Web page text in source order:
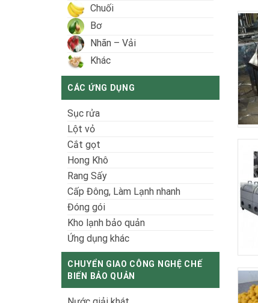
Chuối
Bơ
Nhãn – Vải
Khác
CÁC ỨNG DỤNG
Sục rửa
Lột vỏ
Cắt gọt
Hong Khô
Rang Sấy
Cấp Đông, Làm Lạnh nhanh
Đóng gói
Kho lạnh bảo quản
Ứng dụng khác
CHUYỂN GIAO CÔNG NGHỆ CHẾ
BIẾN BẢO QUẢN